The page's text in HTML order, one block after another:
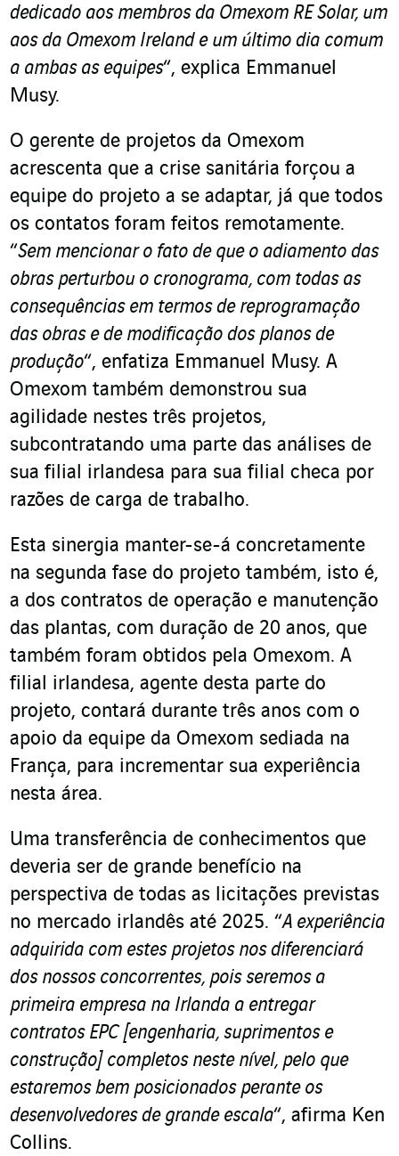
dedicado aos membros da Omexom RE Solar, um
aos da Omexom Ireland e um último dia comum
a ambas as equipes“, explica Emmanuel
Musy.
O gerente de projetos da Omexom
acrescenta que a crise sanitária forçou a
equipe do projeto a se adaptar, já que todos
os contatos foram feitos remotamente.
“Sem mencionar o fato de que o adiamento das
obras perturbou o cronograma, com todas as
consequências em termos de reprogramação
das obras e de modificação dos planos de
produção“, enfatiza Emmanuel Musy. A
Omexom também demonstrou sua
agilidade nestes três projetos,
subcontratando uma parte das análises de
sua filial irlandesa para sua filial checa por
razões de carga de trabalho.
Esta sinergia manter-se-á concretamente
na segunda fase do projeto também, isto é,
a dos contratos de operação e manutenção
das plantas, com duração de 20 anos, que
também foram obtidos pela Omexom. A
filial irlandesa, agente desta parte do
projeto, contará durante três anos com o
apoio da equipe da Omexom sediada na
França, para incrementar sua experiência
nesta área.
Uma transferência de conhecimentos que
deveria ser de grande benefício na
perspectiva de todas as licitações previstas
no mercado irlandês até 2025. “A experiência
adquirida com estes projetos nos diferenciará
dos nossos concorrentes, pois seremos a
primeira empresa na Irlanda a entregar
contratos EPC [engenharia, suprimentos e
construção] completos neste nível, pelo que
estaremos bem posicionados perante os
desenvolvedores de grande escala“, afirma Ken
Collins.